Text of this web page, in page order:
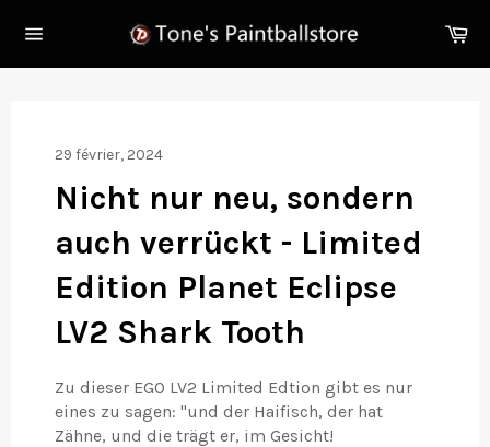
29 février, 2024
Nicht nur neu, sondern
auch verrückt - Limited
Edition Planet Eclipse
LV2 Shark Tooth
Zu dieser EGO LV2 Limited Edtion gibt es nur
eines zu sagen: "und der Haifisch, der hat
Zähne, und die trägt er, im Gesicht!